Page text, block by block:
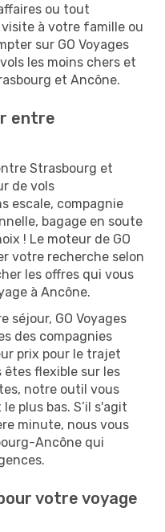
ou tout
à votre famille ou
sur GO Voyages
les moins chers et
et Ancône.
entre
Strasbourg et
de vols
escale, compagnie
bagage en soute
! Le moteur de GO
votre recherche selon
les offres qui vous
à Ancône.
séjour, GO Voyages
des compagnies
prix pour le trajet
flexible sur les
notre outil vous
plus bas. S’il s'agit
minute, nous vous
Ancône qui
votre voyage